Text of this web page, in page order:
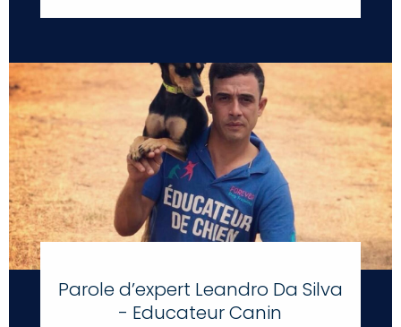
Parole d’expert Leandro Da Silva
- Educateur Canin